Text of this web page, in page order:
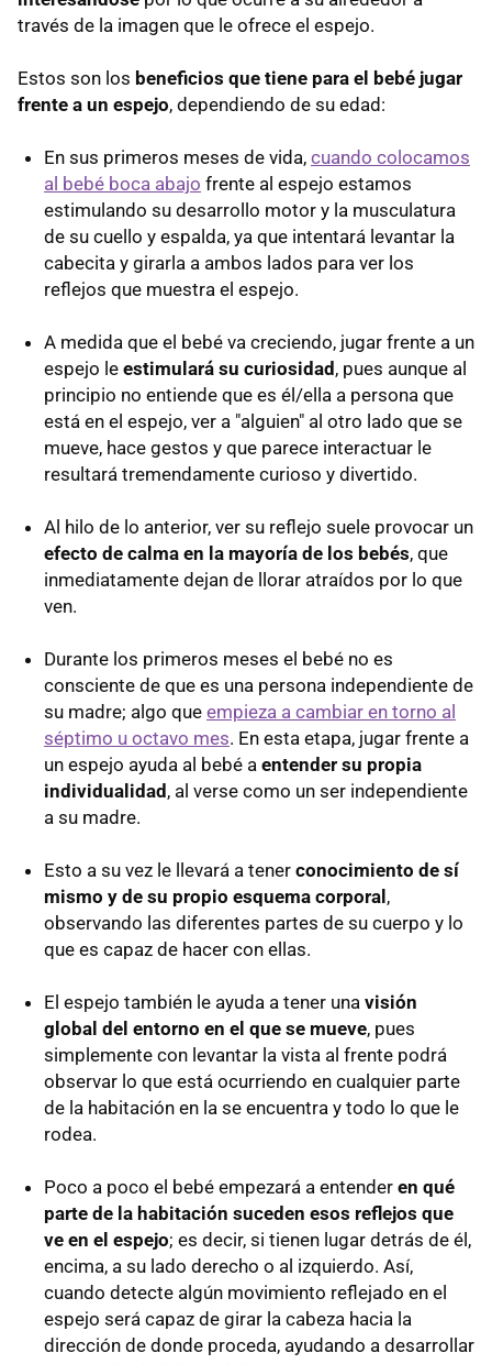
través de la imagen que le ofrece el espejo.
Estos son los beneficios que tiene para el bebé jugar
frente a un espejo, dependiendo de su edad:
En sus primeros meses de vida, cuando colocamos
al bebé boca abajo frente al espejo estamos
estimulando su desarrollo motor y la musculatura
de su cuello y espalda, ya que intentará levantar la
cabecita y girarla a ambos lados para ver los
reflejos que muestra el espejo.
A medida que el bebé va creciendo, jugar frente a un
espejo le estimulará su curiosidad, pues aunque al
principio no entiende que es él/ella a persona que
está en el espejo, ver a "alguien" al otro lado que se
mueve, hace gestos y que parece interactuar le
resultará tremendamente curioso y divertido.
Al hilo de lo anterior, ver su reflejo suele provocar un
efecto de calma en la mayoría de los bebés, que
inmediatamente dejan de llorar atraídos por lo que
ven.
Durante los primeros meses el bebé no es
consciente de que es una persona independiente de
su madre; algo que empieza a cambiar en torno al
séptimo u octavo mes. En esta etapa, jugar frente a
un espejo ayuda al bebé a entender su propia
individualidad, al verse como un ser independiente
a su madre.
Esto a su vez le llevará a tener conocimiento de sí
mismo y de su propio esquema corporal,
observando las diferentes partes de su cuerpo y lo
que es capaz de hacer con ellas.
El espejo también le ayuda a tener una visión
global del entorno en el que se mueve, pues
simplemente con levantar la vista al frente podrá
observar lo que está ocurriendo en cualquier parte
de la habitación en la se encuentra y todo lo que le
rodea.
Poco a poco el bebé empezará a entender en qué
parte de la habitación suceden esos reflejos que
ve en el espejo; es decir, si tienen lugar detrás de él,
encima, a su lado derecho o al izquierdo. Así,
cuando detecte algún movimiento reflejado en el
espejo será capaz de girar la cabeza hacia la
dirección de donde proceda, ayudando a desarrollar